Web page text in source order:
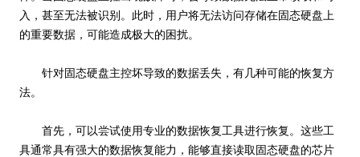
入，甚至无法被识别。此时，用户将无法访问存储在固态硬盘上
的重要数据，可能造成极大的困扰。
针对固态硬盘主控坏导致的数据丢失，有几种可能的恢复方
法。
首先，可以尝试使用专业的数据恢复工具进行恢复。这些工
具通常具有强大的数据恢复能力，能够直接读取固态硬盘的芯片